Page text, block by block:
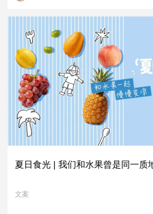
夏日食光 | 我们和水果曾是同一质
文案